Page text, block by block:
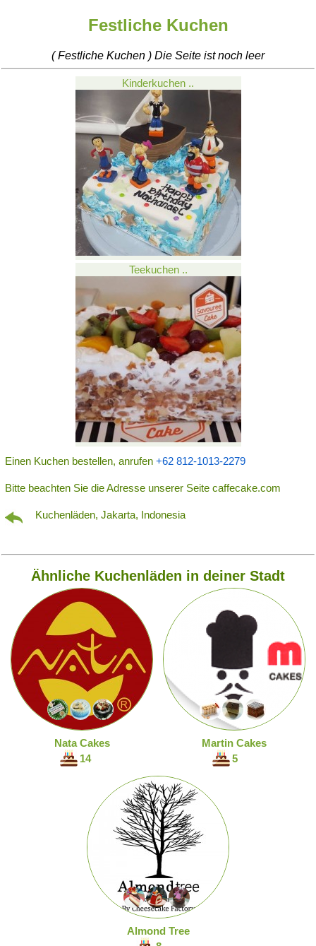
Festliche Kuchen
( Festliche Kuchen ) Die Seite ist noch leer
Kinderkuchen ..
Teekuchen ..
Einen Kuchen bestellen, anrufen +62 812-1013-2279
Bitte beachten Sie die Adresse unserer Seite caffecake.com
Kuchenläden, Jakarta, Indonesia
Ähnliche Kuchenläden in deiner Stadt
Nata Cakes
14
Martin Cakes
5
Almond Tree